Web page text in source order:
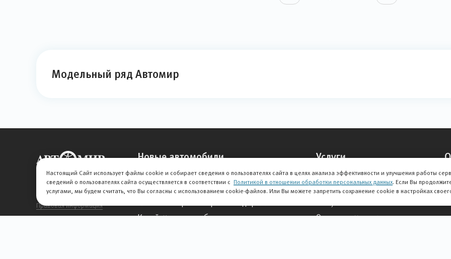
Модельный ряд Автомир
© 2026 АВТОМИР
Правовая информация
Новые автомобили
Авто под такси
Автомобили до 2 млн.
Китайские автомобили
Услуги
Тест-драйв
Корпоративным клиентам
Оплата по номеру счета
Настоящий Сайт использует файлы cookie и собирает сведения о пользователях сайта в целях анализа эффективности и улучшения работы
сведений о пользователях сайта осуществляется в соответствии с Политикой в отношении обработки персональных данных . Если Вы
услугами, мы будем считать, что Вы согласны с использованием cookie-файлов. Или Вы можете запретить сохранение cookie в настройках